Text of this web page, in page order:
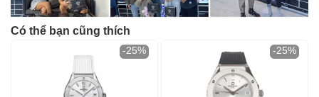
Có thể bạn cũng thích
-25% -25%